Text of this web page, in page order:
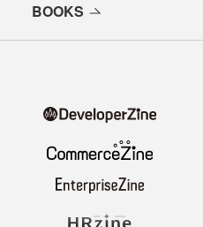
BOOKS